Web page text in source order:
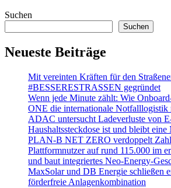
Suchen
Suchen
Neueste Beiträge
Mit vereinten Kräften für den
#BESSERESTRASSEN gegründet
Wenn jede Minute zählt: Wie
ONE die internationale Notfalllogistik
ADAC untersucht Ladeverluste von
Haushaltssteckdose ist und bleibt eine
PLAN-B NET ZERO verdoppelt
Plattformnutzer auf rund 115.000 im
und baut integriertes Neo-Energy-
MaxSolar und DB Energie schließen
förderfreie Anlagenkombination